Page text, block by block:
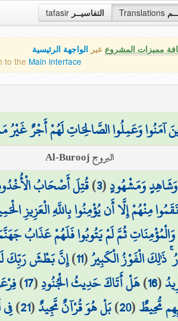
tafasir التفاسيــر Translations
مميزات المشروع عبر الواجهة الرئيسية
to the Main interface
آمَنُوا وَعَمِلُوا الصَّالِحَاتِ لَهُمْ أَجْرٌ غَيْرُ
البروج Al-Burooj
وَشَاهِدٍ وَمَشْهُودٍ(
3
)قُتِلَ أَصْحَابُ
مِنْهُمْ إِلَّا أَن يُؤْمِنُوا بِاللَّهِ الْعَزِيزِ
وَالْمُؤْمِنَاتِ ثُمَّ لَمْ يَتُوبُوا فَلَهُمْ عَذَابُ
ذَٰلِكَ الْفَوْزُ الْكَبِيرُ(
11
)إِنَّ بَطْشَ رَبِّكَ
(
16
)هَلْ أَتَاكَ حَدِيثُ الْجُنُودِ(
17
)
مُّحِيطٌ(
20
)بَلْ هُوَ قُرْآنٌ مَّجِيدٌ(
21
)